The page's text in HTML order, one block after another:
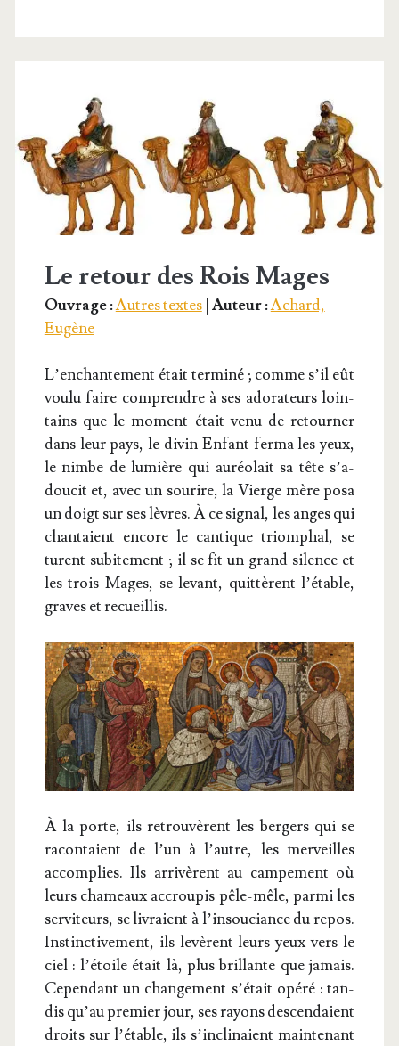
Le retour des Rois Mages
Ouvrage :Autres textes| Auteur :Achard,
Eugène
L’enchantement était ter­mi­né ; comme s’il eût
vou­lu faire com­prendre à ses ado­ra­teurs loin­
tains que le moment était venu de retour­ner
dans leur pays, le divin Enfant fer­ma les yeux,
le nimbe de lumière qui auréo­lait sa tête s’a­
dou­cit et, avec un sou­rire, la Vierge mère posa
un doigt sur ses lèvres. À ce signal, les anges qui
chan­taient encore le can­tique triom­phal, se
turent subi­te­ment ; il se fit un grand silence et
les trois Mages, se levant, quit­tèrent l’é­table,
graves et recueillis.
À la porte, ils retrou­vèrent les ber­gers qui se
racon­taient de l’un à l’autre, les mer­veilles
accom­plies. Ils arri­vèrent au cam­pe­ment où
leurs cha­meaux accrou­pis pêle-mêle, par­mi les
ser­vi­teurs, se livraient à l’in­sou­ciance du repos.
Ins­tinc­ti­ve­ment, ils levèrent leurs yeux vers le
ciel : l’é­toile était là, plus brillante que jamais.
Cepen­dant un chan­ge­ment s’é­tait opé­ré : tan­
dis qu’au pre­mier jour, ses rayons des­cen­daient
droits sur l’é­table, ils s’in­cli­naient main­te­nant